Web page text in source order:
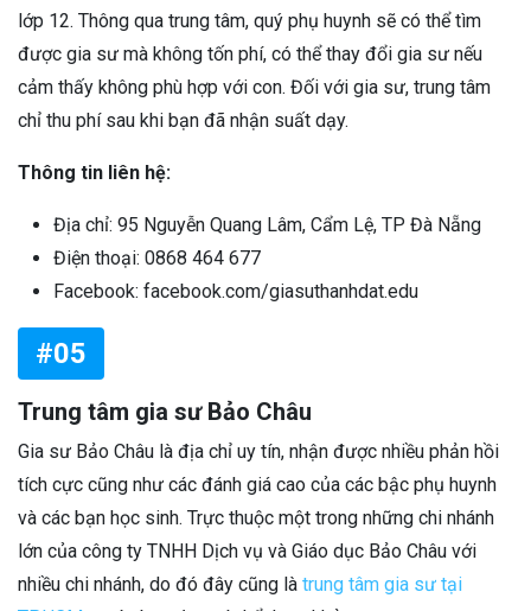
lớp 12. Thông qua trung tâm, quý phụ huynh sẽ có thể tìm
được gia sư mà không tốn phí, có thể thay đổi gia sư nếu
cảm thấy không phù hợp với con. Đối với gia sư, trung tâm
chỉ thu phí sau khi bạn đã nhận suất dạy.
Thông tin liên hệ:
Địa chỉ: 95 Nguyễn Quang Lâm, Cẩm Lệ, TP Đà Nẵng
Điện thoại: 0868 464 677
Facebook: facebook.com/giasuthanhdat.edu
#05
Trung tâm gia sư Bảo Châu
Gia sư Bảo Châu là địa chỉ uy tín, nhận được nhiều phản hồi
tích cực cũng như các đánh giá cao của các bậc phụ huynh
và các bạn học sinh. Trực thuộc một trong những chi nhánh
lớn của công ty TNHH Dịch vụ và Giáo dục Bảo Châu với
nhiều chi nhánh, do đó đây cũng là trung tâm gia sư tại